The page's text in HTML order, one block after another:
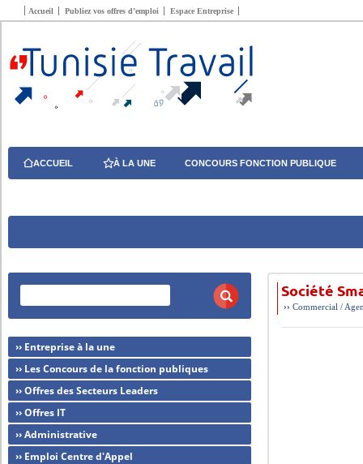
Accueil Publiez vos offres d’emploi Espace Entreprise
ACCUEIL À LA UNE CONCOURS FONCTION PUBLIQUE
Société
››Commercial /
›› Entreprise à la une
›› Les Concours de la fonction publiques
›› Offres des Secteurs Leaders
›› Offres IT
›› Administrative
›› Emploi Centre d'Appel